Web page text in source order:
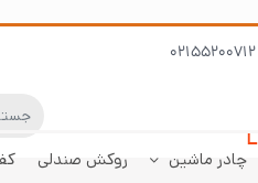
چادر ماشین روکش صندلی